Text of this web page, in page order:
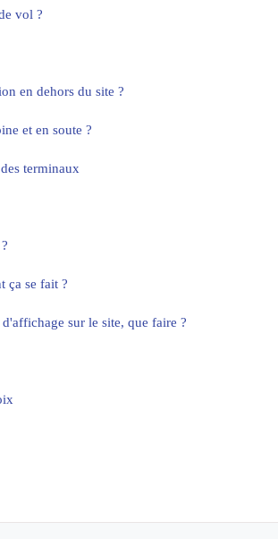
vol ?
en dehors du site ?
et en soute ?
terminaux
ça se fait ?
sur le site, que faire ?